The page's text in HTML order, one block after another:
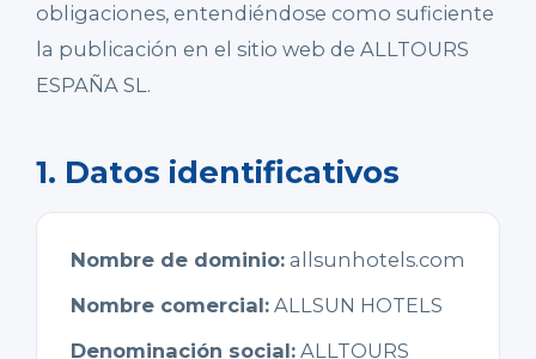
obligaciones, entendiéndose como suficiente
la publicación en el sitio web de ALLTOURS
ESPAÑA SL.
1. Datos identificativos
Nombre de dominio: allsunhotels.com
Nombre comercial: ALLSUN HOTELS
Denominación social: ALLTOURS